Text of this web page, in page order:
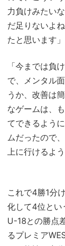
力負けみたい
だ足りないよ
たと思います」
「今までは負
で、メンタル
うか、改善は
なゲームは、
てできるよう
ムだったので
上に行けるよ
これで4勝1分
化して4位とい
U-18との勝点
るプレミア